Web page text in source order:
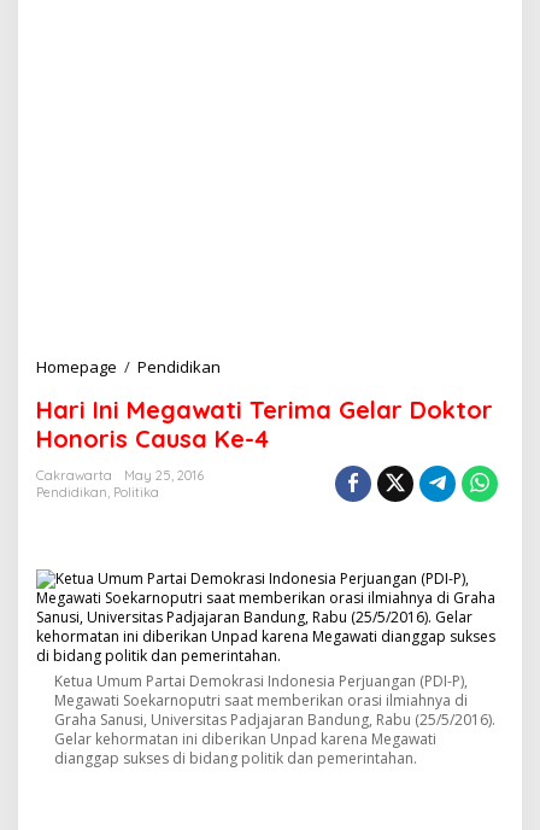
Homepage / Pendidikan
r
i
a
w
a
t
T
e
r
i
Hari Ini Megawati Terima Gelar Doktor
Honoris Causa Ke-4
Cakrawarta
May 25, 2016
Pendidikan, Politika
Ketua Umum Partai Demokrasi Indonesia Perjuangan (PDI-P),
Megawati Soekarnoputri saat memberikan orasi ilmiahnya di
Graha Sanusi, Universitas Padjajaran Bandung, Rabu (25/5/2016).
Gelar kehormatan ini diberikan Unpad karena Megawati
dianggap sukses di bidang politik dan pemerintahan.